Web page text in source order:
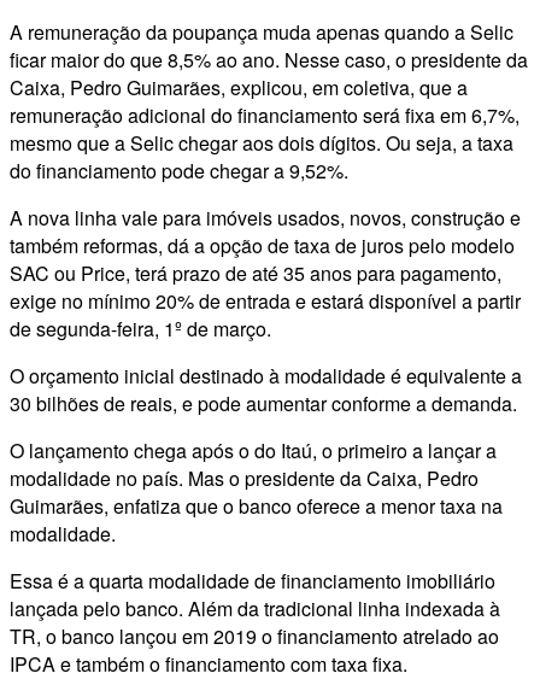
A remuneração da poupança muda apenas quando a Selic
ficar maior do que 8,5% ao ano. Nesse caso, o presidente da
Caixa, Pedro Guimarães, explicou, em coletiva, que a
remuneração adicional do financiamento será fixa em 6,7%,
mesmo que a Selic chegar aos dois dígitos. Ou seja, a taxa
do financiamento pode chegar a 9,52%.
A nova linha vale para imóveis usados, novos, construção e
também reformas, dá a opção de taxa de juros pelo modelo
SAC ou Price, terá prazo de até 35 anos para pagamento,
exige no mínimo 20% de entrada e estará disponível a partir
de segunda-feira, 1º de março.
O orçamento inicial destinado à modalidade é equivalente a
30 bilhões de reais, e pode aumentar conforme a demanda.
O lançamento chega após o do Itaú, o primeiro a lançar a
modalidade no país. Mas o presidente da Caixa, Pedro
Guimarães, enfatiza que o banco oferece a menor taxa na
modalidade.
Essa é a quarta modalidade de financiamento imobiliário
lançada pelo banco. Além da tradicional linha indexada à
TR, o banco lançou em 2019 o financiamento atrelado ao
IPCA e também o financiamento com taxa fixa.